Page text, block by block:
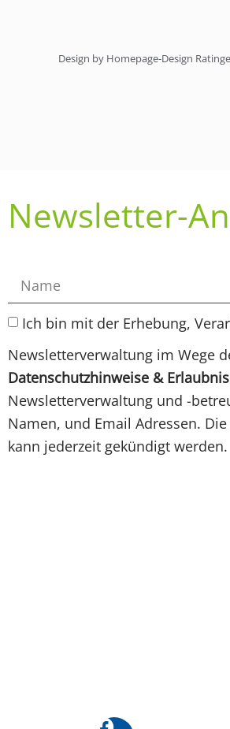
Design by Homepage-Design
Newsletter-
Ich bin mit der Erhebung,
Newsletterverwaltung im Wege
Datenschutzhinweise & Erlaubnis
Newsletterverwaltung und -
Namen, und Email Adressen.
kann jederzeit gekündigt werden.